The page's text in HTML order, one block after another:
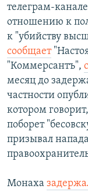
телеграм-
отношению к
к "убийству
сообщает
"Коммерсантъ",
месяц до
частности
котором
поборет
призывал
Монаха